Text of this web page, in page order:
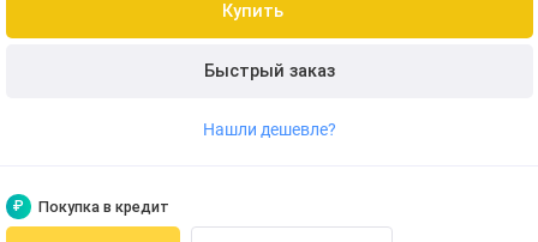
Купить
Быстрый заказ
Нашли дешевле?
₽ Покупка в кредит